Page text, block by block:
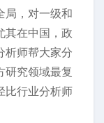
局，对一级和
其在中国，政
析师帮大家分
研究领域最复
比行业分析师